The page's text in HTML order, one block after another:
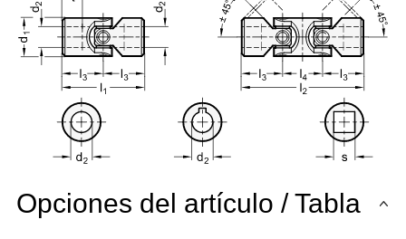
Opciones del artículo / Tabla